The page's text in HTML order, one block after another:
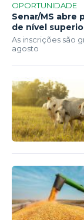
OPORTUNIDADE
Senar/MS abre
de nível
As inscrições são
agosto